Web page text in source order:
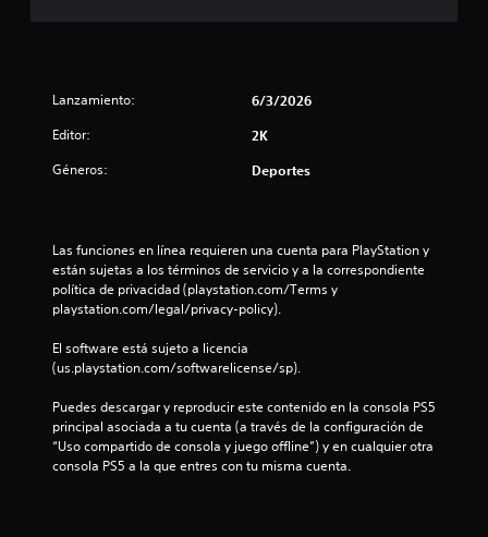
n
c
s
t
Lanzamiento: 6/3/2026
Editor: 2K
Géneros: Deportes
Las funciones en línea requieren una cuenta para PlayStation y
están sujetas a los términos de servicio y a la correspondiente
política de privacidad (playstation.com/Terms y
playstation.com/legal/privacy-policy).
El software está sujeto a licencia
(us.playstation.com/softwarelicense/sp).
Puedes descargar y reproducir este contenido en la consola PS5
principal asociada a tu cuenta (a través de la configuración de
“Uso compartido de consola y juego offline”) y en cualquier otra
consola PS5 a la que entres con tu misma cuenta.